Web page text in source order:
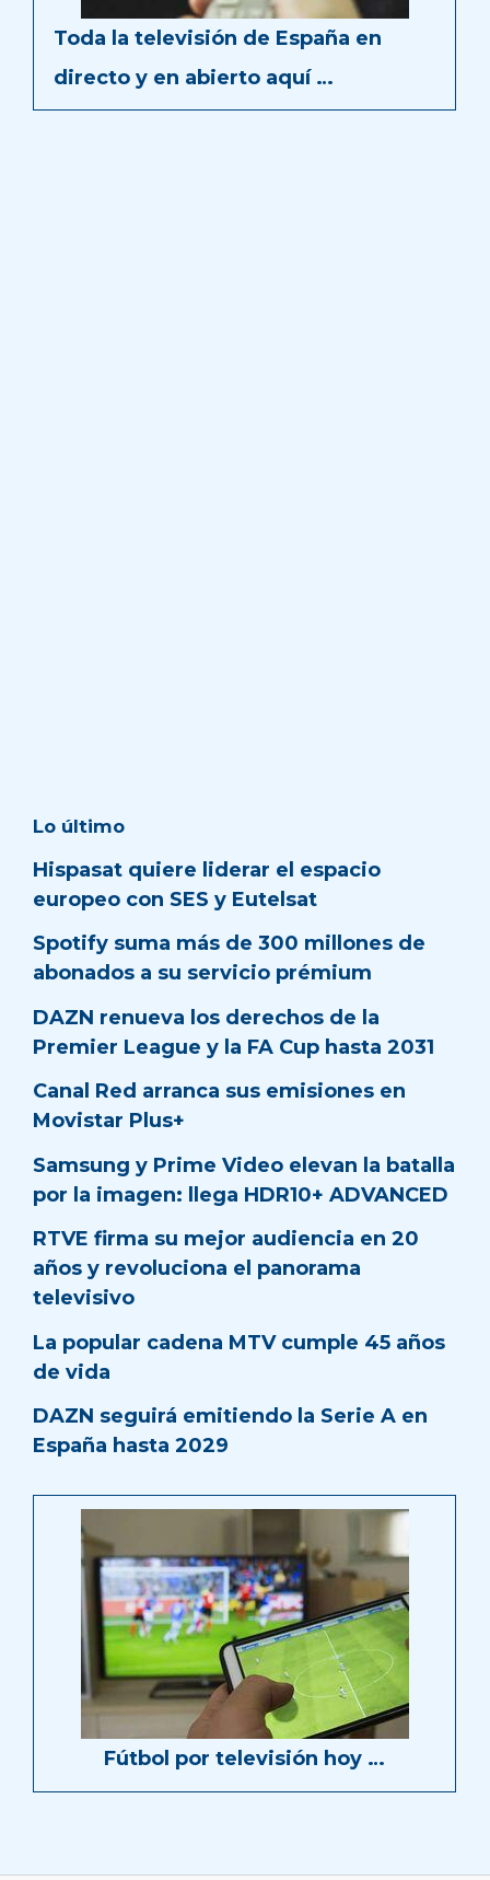
Toda la televisión de España en
directo y en abierto aquí …
Lo último
Hispasat quiere liderar el espacio
europeo con SES y Eutelsat
Spotify suma más de 300 millones de
abonados a su servicio prémium
DAZN renueva los derechos de la
Premier League y la FA Cup hasta 2031
Canal Red arranca sus emisiones en
Movistar Plus+
Samsung y Prime Video elevan la batalla
por la imagen: llega HDR10+ ADVANCED
RTVE firma su mejor audiencia en 20
años y revoluciona el panorama
televisivo
La popular cadena MTV cumple 45 años
de vida
DAZN seguirá emitiendo la Serie A en
España hasta 2029
Fútbol por televisión hoy …